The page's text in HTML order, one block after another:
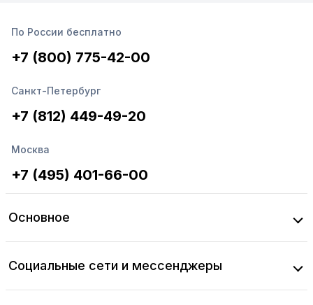
По России бесплатно
+7 (800) 775-42-00
Санкт-Петербург
+7 (812) 449-49-20
Москва
+7 (495) 401-66-00
Основное
Социальные сети и мессенджеры